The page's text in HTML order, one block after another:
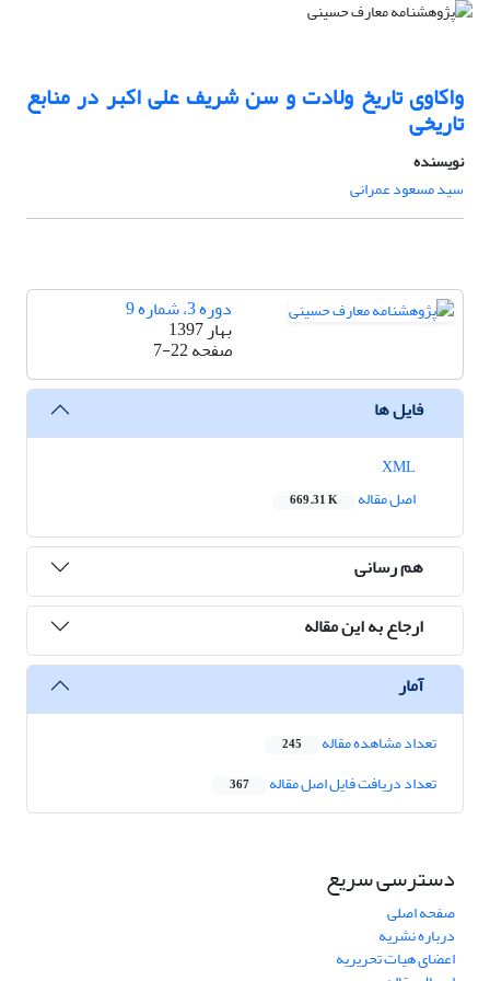
واکاوی تاریخ ولادت و سن شریف علی اکبر در منابع
تاریخی
نویسنده
سید مسعود عمرانی
دوره 3، شماره 9
بهار 1397
صفحه7-22
فایل ها
اصل مقاله
669.31 K
هم رسانی
ارجاع به این مقاله
آمار
تعداد مشاهده مقاله 245
تعداد دریافت فایل اصل مقاله 367
دسترسی سریع
صفحه اصلی
درباره نشریه
اعضای هیات تحریریه